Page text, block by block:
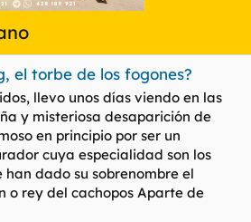
el torbe de los fogones?
llevo unos días viendo en las
y misteriosa desaparición de
en principio por ser un
cuya especialidad son los
han dado su sobrenombre el
o rey del cachopos Aparte de